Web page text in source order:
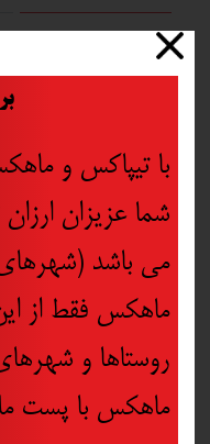
۱۰ درصد
با تیپاکس و
شما عزیزان
می باشد
ماهکس فقط از
روستاها و
ماهکس با پست